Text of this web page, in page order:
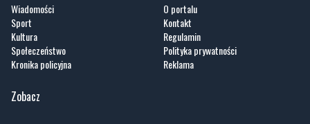
Wiadomości
Sport
Kultura
Społeczeństwo
Kronika policyjna
O portalu
Kontakt
Regulamin
Polityka prywatności
Reklama
Zobacz